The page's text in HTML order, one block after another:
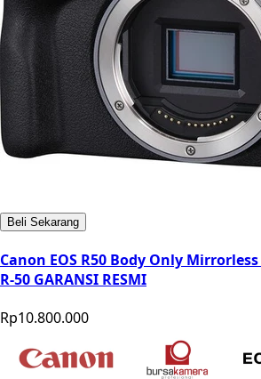
Beli Sekarang
Canon EOS R50 Body Only Mirrorless
R-50 GARANSI RESMI
Rp10.800.000